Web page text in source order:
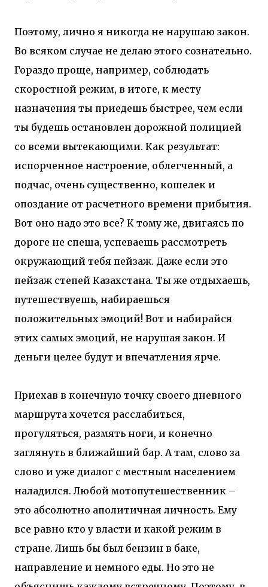
Поэтому, лично я никогда не нарушаю закон.
Во всяком случае не делаю этого сознательно.
Гораздо проще, например, соблюдать
скоростной режим, в итоге, к месту
назначения ты приедешь быстрее, чем если
ты будешь остановлен дорожной полицией
со всеми вытекающими. Как результат:
испорченное настроение, облегченный, а
подчас, очень существенно, кошелек и
опоздание от расчетного времени прибытия.
Вот оно надо это все? К тому же, двигаясь по
дороге не спеша, успеваешь рассмотреть
окружающий тебя пейзаж. Даже если это
пейзаж степей Казахстана. Ты же отдыхаешь,
путешествуешь, набираешься
положительных эмоций! Вот и набирайся
этих самых эмоций, не нарушая закон. И
деньги целее будут и впечатления ярче.
Приехав в конечную точку своего дневного
маршрута хочется расслабиться,
прогуляться, размять ноги, и конечно
заглянуть в ближайший бар. А там, слово за
слово и уже диалог с местным населением
наладился. Любой мотопутешественник –
это абсолютно аполитичная личность. Ему
все равно кто у власти и какой режим в
стране. Лишь бы был бензин в баке,
направление и немного еды. Но это не